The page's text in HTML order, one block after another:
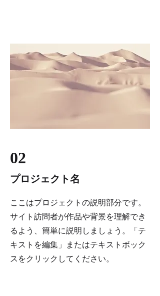
02
プロジェクト名
ここはプロジェクトの説明部分です。
サイト訪問者が作品や背景を理解でき
るよう、簡単に説明しましょう。「テ
キストを編集」またはテキストボック
スをクリックしてください。